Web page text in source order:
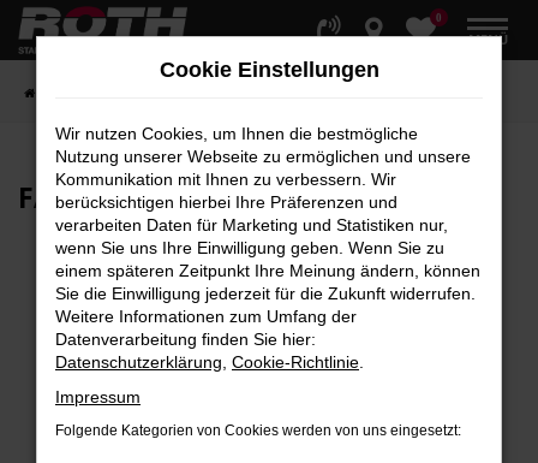
Zum
Hauptinhalt
0
MENÜ
FAHRZEUG-SHOWROOM
Fehler: Network Error
Beim Laden ist ein Fehler aufgetreten.
Hier sind ein paar Tipps, die dir helfen können:
Überprüfe deine Firewall und deine
Cookie Einstellungen
Wir nutzen Cookies, um Ihnen die bestmögliche
Nutzung unserer Webseite zu ermöglichen und unsere
Kommunikation mit Ihnen zu verbessern. Wir
berücksichtigen hierbei Ihre Präferenzen und
verarbeiten Daten für Marketing und Statistiken nur,
wenn Sie uns Ihre Einwilligung geben. Wenn Sie zu
einem späteren Zeitpunkt Ihre Meinung ändern, können
Sie die Einwilligung jederzeit für die Zukunft widerrufen.
Weitere Informationen zum Umfang der
Datenverarbeitung finden Sie hier:
Datenschutzerklärung Cookie-Richtlinie
Impressum
Folgende Kategorien von Cookies werden von uns eingesetzt: